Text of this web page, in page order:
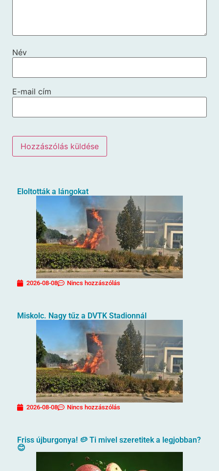
Név
E-mail cím
Eloltották a lángokat
2026-08-08 Nincs hozzászólás
Miskolc. Nagy tűz a DVTK Stadionnál
2026-08-08 Nincs hozzászólás
Friss újburgonya! 🥔 Ti mivel szeretitek a legjobban?
😊